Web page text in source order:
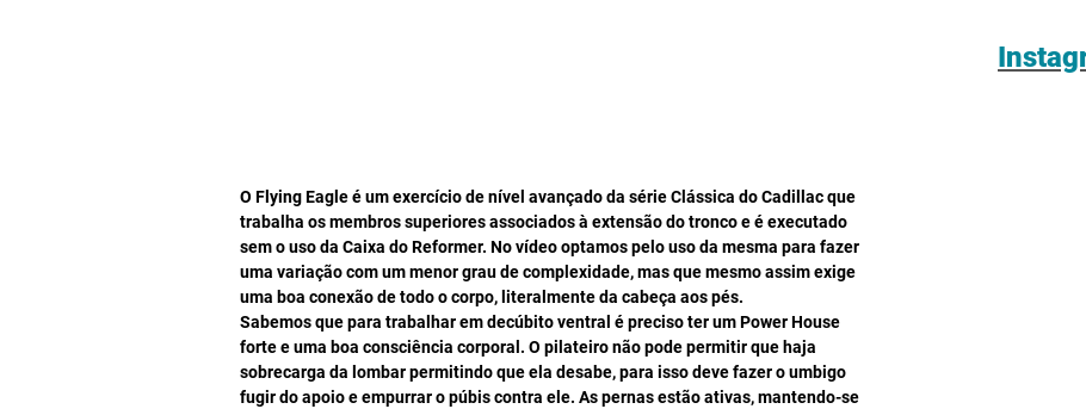
O Flying Eagle é um exercício de nível avançado da série Clássica do Cadillac que
trabalha os membros superiores associados à extensão do tronco e é executado
sem o uso da Caixa do Reformer. No vídeo optamos pelo uso da mesma para fazer
uma variação com um menor grau de complexidade, mas que mesmo assim exige
uma boa conexão de todo o corpo, literalmente da cabeça aos pés.
Sabemos que para trabalhar em decúbito ventral é preciso ter um Power House
forte e uma boa consciência corporal. O pilateiro não pode permitir que haja
sobrecarga da lombar permitindo que ela desabe, para isso deve fazer o umbigo
fugir do apoio e empurrar o púbis contra ele. As pernas estão ativas, mantendo-se